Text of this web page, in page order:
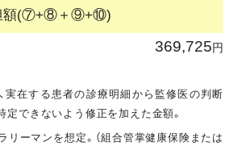
額(⑦+⑧＋⑨+⑩)
369,725円
在する患者の診療明細から監修医の判断
定できないよう修正を加えた金額。
ーマンを想定。（組合管掌健康保険または